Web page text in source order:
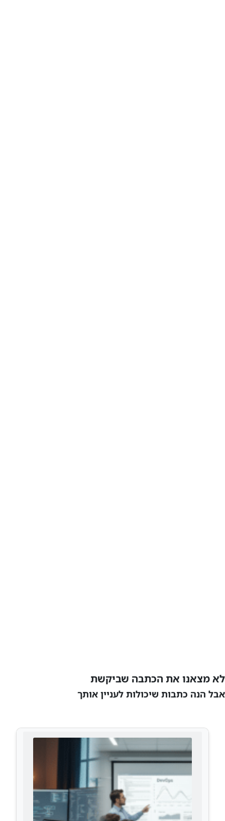
לא מצאנו את הכתבה שביקשת
אבל הנה כתבות שיכולות לעניין אותך